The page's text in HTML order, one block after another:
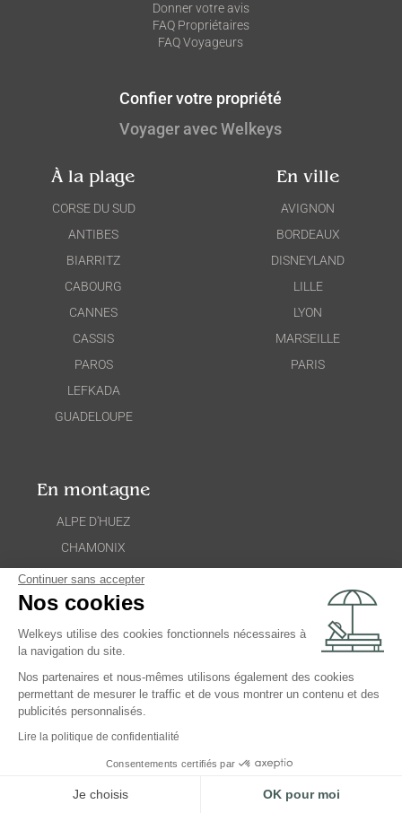
Donner votre avis
FAQ Propriétaires
FAQ Voyageurs
Voyager avec Welkeys
Confier votre propriété
À la plage
CORSE DU SUD
ANTIBES
BIARRITZ
CABOURG
CANNES
CASSIS
PAROS
LEFKADA
GUADELOUPE
En ville
AVIGNON
BORDEAUX
DISNEYLAND
LILLE
LYON
MARSEILLE
PARIS
En montagne
ALPE D'HUEZ
CHAMONIX
LA CLUSAZ
MEGÈVE
PRAZ-SUR-ARLY
MERIBEL
LA SUISSE
Estimez vos revenus
Continuer sans accepter
Nos cookies
Welkeys utilise des cookies fonctionnels nécessaires à
la navigation du site.
Nos partenaires et nous-mêmes utilisons également des cookies
permettant de mesurer le traffic et de vous montrer un contenu et des
publicités personnalisés.
Lire la politique de confidentialité
Consentements certifiés par
Je choisis OK pour moi